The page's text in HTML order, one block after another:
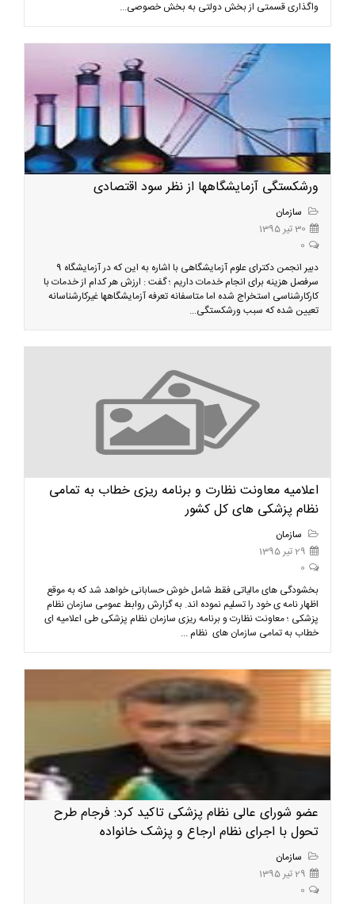
واگذاری قسمتی از بخش دولتی به بخش خصوصی...
ورشکستگی آزمایشگاهها از نظر سود اقتصادی
سازمان
30 تیر 1395
0
دبیر انجمن دکترای علوم آزمایشگاهی با اشاره به این که در آزمایشگاه 9
سرفصل هزینه برای انجام خدمات داریم ؛ گفت : ارزش هر کدام از خدمات با
کارکارشناسی استخراج شده اما متاسفانه تعرفه آزمایشگاهها غیرکارشناسانه
تعیین شده که سبب ورشکستگی...
اعلامیه معاونت نظارت و برنامه ریزی خطاب به تمامی
نظام پزشکی های کل کشور
سازمان
29 تیر 1395
0
بخشودگی های مالیاتی فقط شامل خوش حسابانی خواهد شد که به موقع
اظهار نامه ی خود را تسلیم نموده اند. به گزارش روابط عمومی سازمان نظام
پزشکی ؛ معاونت نظارت و برنامه ریزی سازمان نظام پزشکی طی اعلامیه ای
خطاب به تمامی سازمان های نظام ...
عضو شورای عالی نظام پزشکی تاکید کرد: فرجام طرح
تحول با اجرای نظام ارجاع و پزشک خانواده
سازمان
29 تیر 1395
0